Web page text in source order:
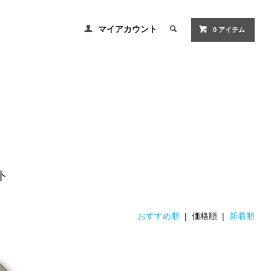
マイアカウント 0 アイテム
おすすめ順 | 価格順 | 新着順